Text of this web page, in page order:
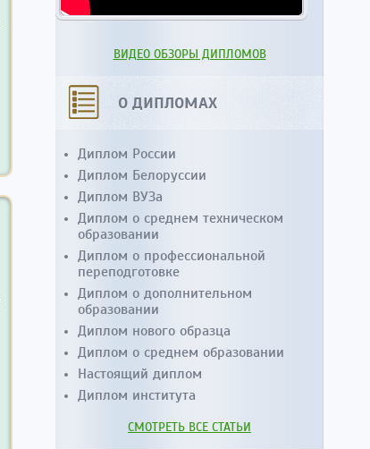
ВИДЕО ОБЗОРЫ ДИПЛОМОВ
О ДИПЛОМАХ
Диплом России
Диплом Белоруссии
Диплом ВУЗа
Диплом о среднем техническом
образовании
Диплом о профессиональной
переподготовке
Диплом о дополнительном
образовании
Диплом нового образца
Диплом о среднем образовании
Настоящий диплом
Диплом института
СМОТРЕТЬ ВСЕ СТАТЬИ